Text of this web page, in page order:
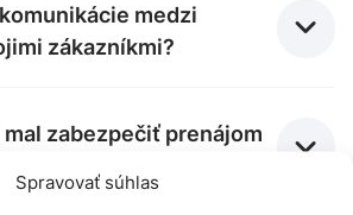
Spravovať súhlas
medzi
zákazníkmi?
mal zabezpečiť prenájom